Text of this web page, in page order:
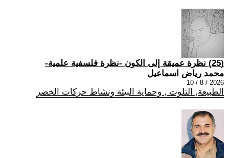
(25) نظرة عميقة إلى الكون -نظرة فلسفية علمية-
محمد رياض اسماعيل
2026 / 8 / 10
الطبيعة, التلوث , وحماية البيئة ونشاط حركات الخضر